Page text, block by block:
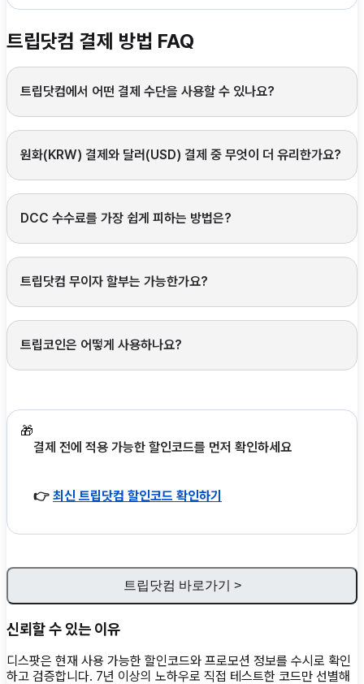
트립닷컴 결제 방법 FAQ
트립닷컴에서 어떤 결제 수단을 사용할 수 있나요?
원화(KRW) 결제와 달러(USD) 결제 중 무엇이 더 유리한가요?
DCC 수수료를 가장 쉽게 피하는 방법은?
트립닷컴 무이자 할부는 가능한가요?
트립코인은 어떻게 사용하나요?
🎁
결제 전에 적용 가능한 할인코드를 먼저 확인하세요
👉 최신 트립닷컴 할인코드 확인하기
트립닷컴 바로가기 >
신뢰할 수 있는 이유
디스팟은 현재 사용 가능한 할인코드와 프로모션 정보를 수시로 확인
하고 검증합니다. 7년 이상의 노하우로 직접 테스트한 코드만 선별해